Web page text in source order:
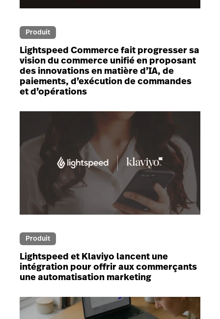
Produit
Lightspeed Commerce fait progresser sa
vision du commerce unifié en proposant
des innovations en matière d’IA, de
paiements, d’exécution de commandes
et d’opérations
Produit
Lightspeed et Klaviyo lancent une
intégration pour offrir aux commerçants
une automatisation marketing